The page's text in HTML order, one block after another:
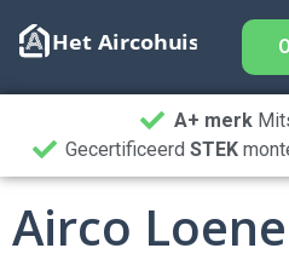
A+ merk
GecertificeerdSTEK
Airco